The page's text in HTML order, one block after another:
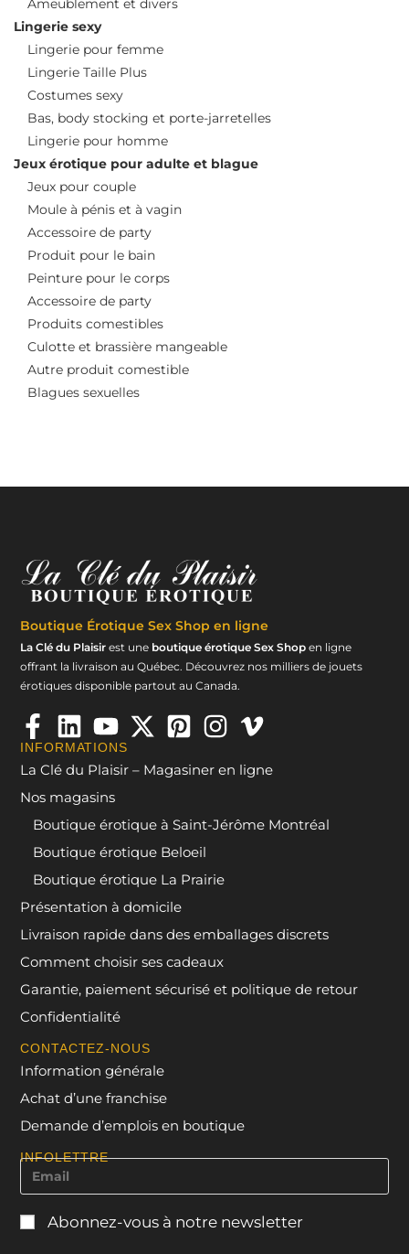
Lingerie sexy
Lingerie pour femme
Lingerie Taille Plus
Costumes sexy
Bas, body stocking et porte-jarretelles
Lingerie pour homme
Jeux érotique pour adulte et blague
Jeux pour couple
Moule à pénis et à vagin
Accessoire de party
Produit pour le bain
Peinture pour le corps
Accessoire de party
Produits comestibles
Culotte et brassière mangeable
Autre produit comestible
Blagues sexuelles
Boutique Érotique Sex Shop en ligne
La Clé du Plaisir est une boutique érotique Sex Shop en ligne
offrant la livraison au Québec. Découvrez nos milliers de jouets
érotiques disponible partout au Canada.
INFORMATIONS
La Clé du Plaisir – Magasiner en ligne
Nos magasins
Boutique érotique à Saint-Jérôme Montréal
Boutique érotique Beloeil
Boutique érotique La Prairie
Présentation à domicile
Livraison rapide dans des emballages discrets
Comment choisir ses cadeaux
Garantie, paiement sécurisé et politique de retour
Confidentialité
CONTACTEZ-NOUS
Information générale
Achat d’une franchise
Demande d’emplois en boutique
INFOLETTRE
Abonnez-vous à notre newsletter